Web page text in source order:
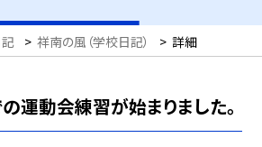
> 祥南の風（学校日記） > 詳細
の運動会練習が始まりました。